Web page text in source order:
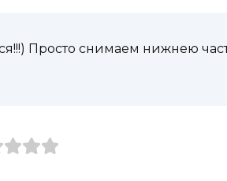
Просто снимаем нижнею